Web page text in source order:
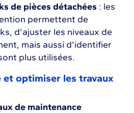
de pièces détachées : les
permettent de
d'ajuster les niveaux de
mais aussi d'identifier
plus utilisées.
et optimiser les travaux
de maintenance